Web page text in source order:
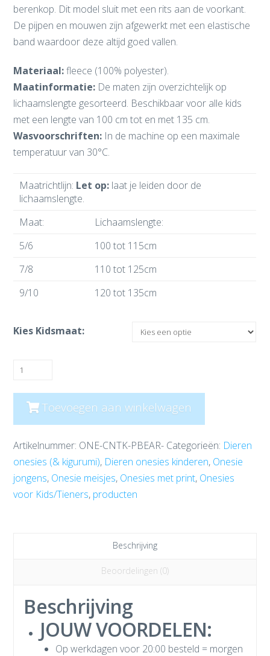
berenkop. Dit model sluit met een rits aan de voorkant.
De pijpen en mouwen zijn afgewerkt met een elastische
band waardoor deze altijd goed vallen.
Materiaal:fleece (100% polyester).
Maatinformatie: De maten zijn overzichtelijk op
lichaamslengte gesorteerd. Beschikbaar voor alle kids
met een lengte van 100 cm tot en met 135 cm.
Wasvoorschriften: In de machine op een maximale
temperatuur van 30°C.
Maatrichtlijn: Let op: laat je leiden door de
lichaamslengte.
Maat:
Lichaamslengte:
5/6
100 tot 115cm
7/8
110 tot 125cm
9/10
120 tot 135cm
Kies Kidsmaat:
IJsbeer
Onesie
Kids
Toevoegen aan winkelwagen
Artikelnummer: ONE-CNTK-PBEAR- Categorieën: Dieren
onesies (& kigurumi), Dieren onesies kinderen, Onesie
jongens, Onesie meisjes, Onesies met print, Onesies
voor Kids/Tieners, producten
Beschrijving
Beoordelingen (0)
Beschrijving
JOUW VOORDELEN:
Op werkdagen voor 20:00 besteld = morgen